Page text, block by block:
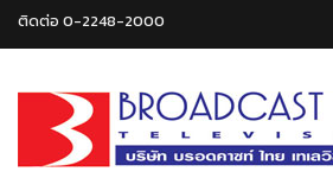
ติดต่อ 0-2248-2000